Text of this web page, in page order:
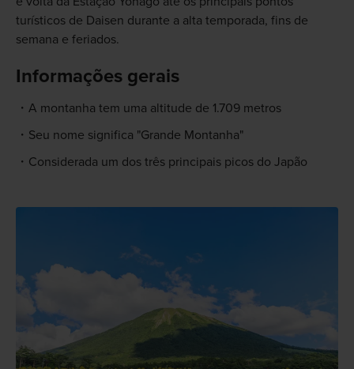
turísticos de Daisen durante a alta temporada, fins de
semana e feriados.
Informações gerais
A montanha tem uma altitude de 1.709 metros
Seu nome significa "Grande Montanha"
Considerada um dos três principais picos do Japão